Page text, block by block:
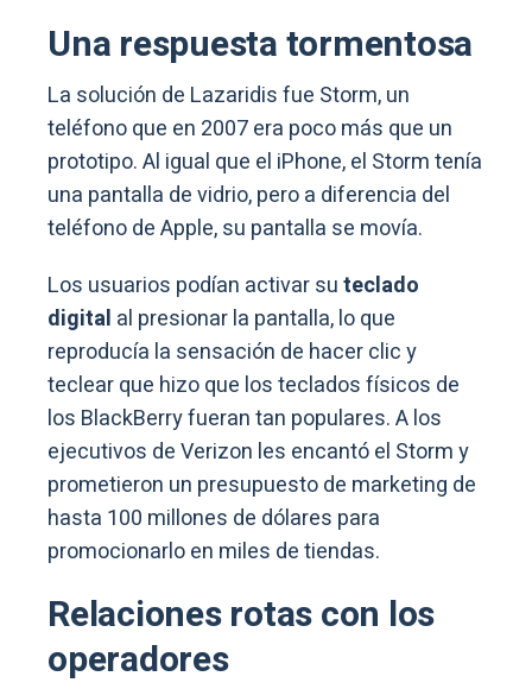
Una respuesta tormentosa
La solución de Lazaridis fue Storm, un
teléfono que en 2007 era poco más que un
prototipo. Al igual que el iPhone, el Storm tenía
una pantalla de vidrio, pero a diferencia del
teléfono de Apple, su pantalla se movía.
Los usuarios podían activar suteclado
digital al presionar la pantalla, lo que
reproducía la sensación de hacer clic y
teclear que hizo que los teclados físicos de
los BlackBerry fueran tan populares. A los
ejecutivos de Verizon les encantó el Storm y
prometieron un presupuesto de marketing de
hasta 100 millones de dólares para
promocionarlo en miles de tiendas.
Relaciones rotas con los
operadores